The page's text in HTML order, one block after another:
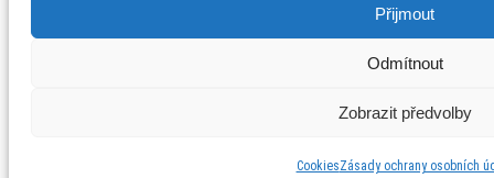
Přijmout
Odmítnout
Zobrazit předvolby
CookiesZásady ochrany osobních